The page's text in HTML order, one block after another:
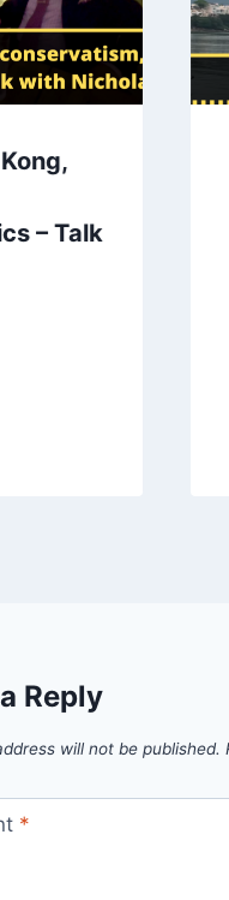
– Talk
Reply
will not be published.
*